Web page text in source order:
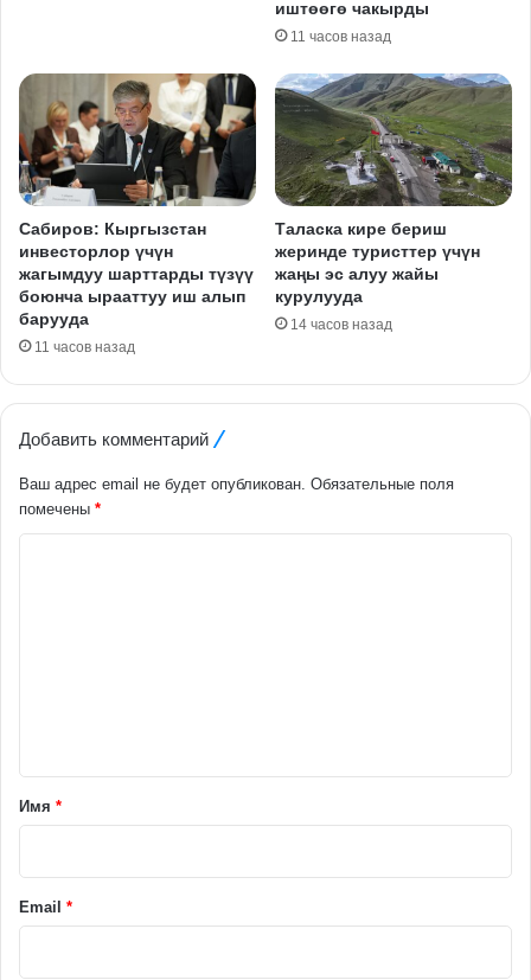
иштөөгө чакырды
11 часов назад
Сабиров: Кыргызстан
инвесторлор үчүн
жагымдуу шарттарды түзүү
боюнча ырааттуу иш алып
барууда
11 часов назад
Таласка кире бериш
жеринде туристтер үчүн
жаңы эс алуу жайы
курулууда
14 часов назад
Добавить комментарий
Ваш адрес email не будет опубликован. Обязательные поля
помечены *
а
и
й
Имя *
Email *